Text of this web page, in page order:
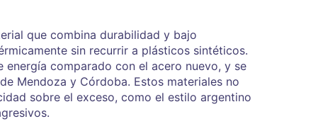
que combina durabilidad y bajo
sin recurrir a plásticos sintéticos.
energía comparado con el acero nuevo, y se
Mendoza y Córdoba. Estos materiales no
sobre el exceso, como el estilo argentino